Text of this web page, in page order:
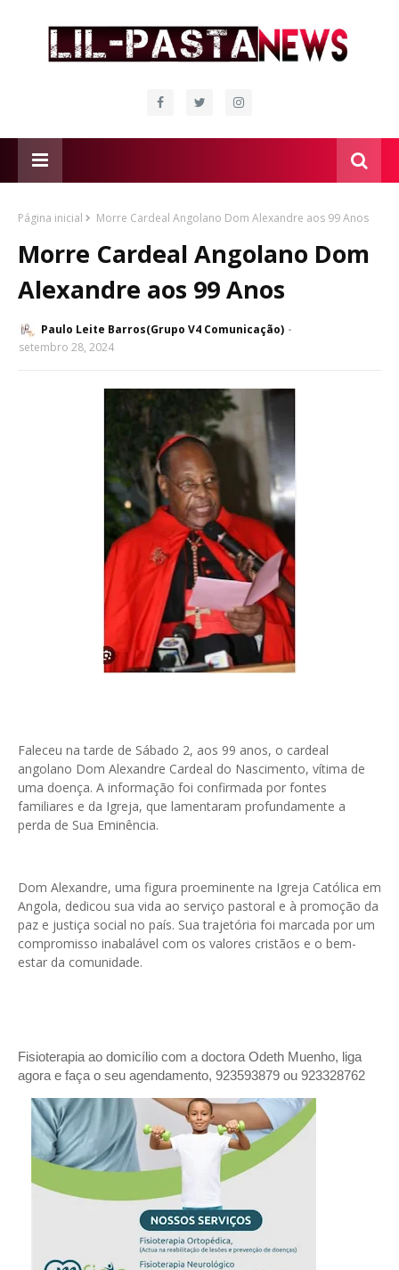
Página inicial Morre Cardeal Angolano Dom Alexandre aos 99 Anos
Morre Cardeal Angolano Dom
Alexandre aos 99 Anos
Paulo Leite Barros(Grupo V4 Comunicação)
setembro 28, 2024
Faleceu na tarde de Sábado 2, aos 99 anos, o cardeal
angolano Dom Alexandre Cardeal do Nascimento, vítima de
uma doença. A informação foi confirmada por fontes
familiares e da Igreja, que lamentaram profundamente a
perda de Sua Eminência.
Dom Alexandre, uma figura proeminente na Igreja Católica em
Angola, dedicou sua vida ao serviço pastoral e à promoção da
paz e justiça social no país. Sua trajetória foi marcada por um
compromisso inabalável com os valores cristãos e o bem-
estar da comunidade.
Fisioterapia ao domicílio com a doctora Odeth Muenho, liga
agora e faça o seu agendamento, 923593879 ou 923328762